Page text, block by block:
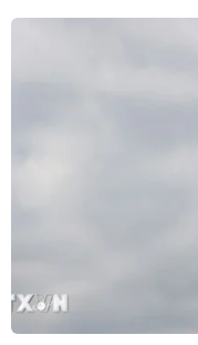
#An toàn
Theo dõi VietnamPlus